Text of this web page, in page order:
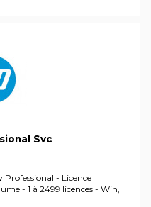
Svc
Professional - Licence
- 1 à 2499 licences - Win,